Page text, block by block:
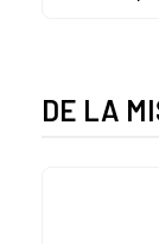
DE LA